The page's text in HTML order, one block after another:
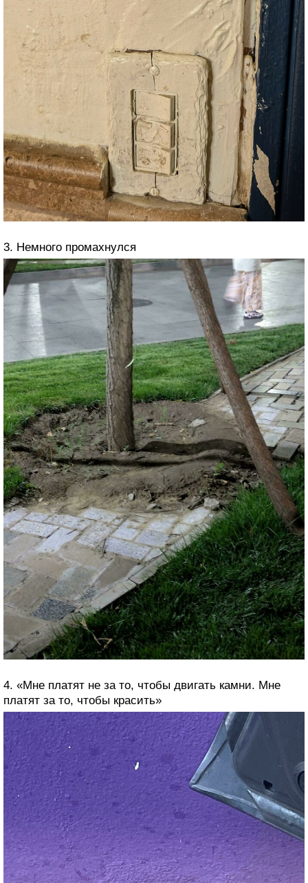
3. Немного промахнулся
4. «Мне платят не за то, чтобы двигать камни. Мне
платят за то, чтобы красить»